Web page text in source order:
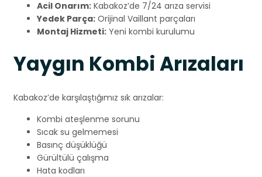
Acil Onarım: Kabakoz’de 7/24 arıza servisi
Yedek Parça: Orijinal Vaillant parçaları
Montaj Hizmeti: Yeni kombi kurulumu
Yaygın Kombi Arızaları
Kabakoz’de karşılaştığımız sık arızalar:
Kombi ateşlenme sorunu
Sıcak su gelmemesi
Basınç düşüklüğü
Gürültülü çalışma
Hata kodları